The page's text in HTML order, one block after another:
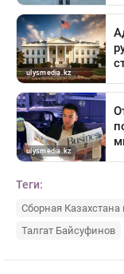
Теги:
Сборная Казахстана
Талгат Байсуфинов